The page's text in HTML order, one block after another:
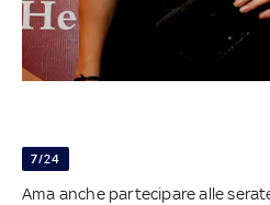
7/24
Ama anche partecipare alle